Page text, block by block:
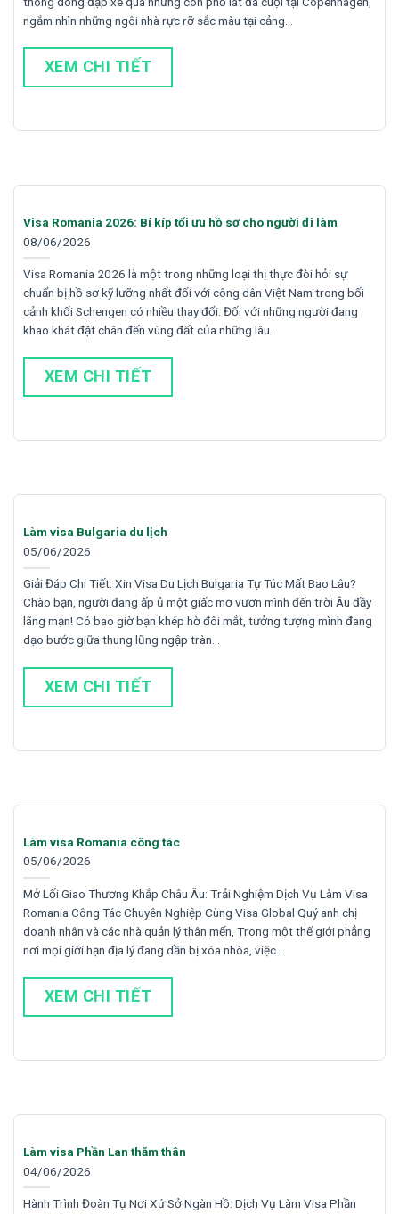
ngắm nhìn những ngôi nhà rực rỡ sắc màu tại cảng…
XEM CHI TIẾT
Visa Romania 2026: Bí kíp tối ưu hồ sơ cho người đi làm
08/06/2026
Visa Romania 2026 là một trong những loại thị thực đòi hỏi sự
chuẩn bị hồ sơ kỹ lưỡng nhất đối với công dân Việt Nam trong bối
cảnh khối Schengen có nhiều thay đổi. Đối với những người đang
khao khát đặt chân đến vùng đất của những lâu…
XEM CHI TIẾT
Làm visa Bulgaria du lịch
05/06/2026
Giải Đáp Chi Tiết: Xin Visa Du Lịch Bulgaria Tự Túc Mất Bao Lâu?
Chào bạn, người đang ấp ủ một giấc mơ vươn mình đến trời Âu đầy
lãng mạn! Có bao giờ bạn khép hờ đôi mắt, tưởng tượng mình đang
dạo bước giữa thung lũng ngập tràn…
XEM CHI TIẾT
Làm visa Romania công tác
05/06/2026
Mở Lối Giao Thương Khắp Châu Âu: Trải Nghiệm Dịch Vụ Làm Visa
Romania Công Tác Chuyên Nghiệp Cùng Visa Global Quý anh chị
doanh nhân và các nhà quản lý thân mến, Trong một thế giới phẳng
nơi mọi giới hạn địa lý đang dần bị xóa nhòa, việc…
XEM CHI TIẾT
Làm visa Phần Lan thăm thân
04/06/2026
Hành Trình Đoàn Tụ Nơi Xứ Sở Ngàn Hồ: Dịch Vụ Làm Visa Phần